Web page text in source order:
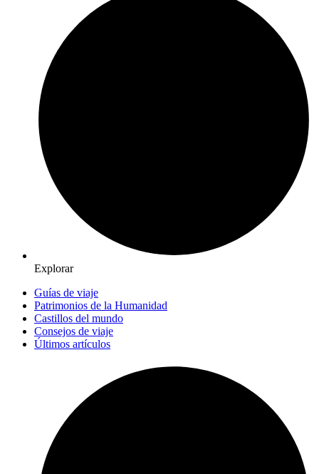
Explorar
Guías de viaje
Patrimonios de la Humanidad
Castillos del mundo
Consejos de viaje
Últimos artículos